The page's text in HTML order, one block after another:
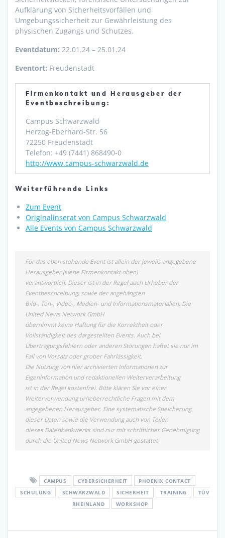
Aufklärung von Sicherheitsvorfällen und
Umgebungssicherheit zur Gewährleistung des
physischen Zugangs und Schutzes.
Eventdatum: 22.01.24 – 25.01.24
Eventort: Freudenstadt
Firmenkontakt und Herausgeber der
Eventbeschreibung:
Campus Schwarzwald
Herzog-Eberhard-Str. 56
72250 Freudenstadt
Telefon: +49 (7441) 868490-0
http://www.campus-schwarzwald.de
Weiterführende Links
Zum Event
Originalinserat von Campus Schwarzwald
Alle Events von Campus Schwarzwald
Für das oben stehende Event ist allein der jeweils angegebene
Herausgeber (siehe Firmenkontakt oben)
verantwortlich. Dieser ist in der Regel auch Urheber der
Eventbeschreibung, sowie der angehängten
Bild-, Ton-, Video-, Medien- und Informationsmaterialien. Die
United News Network GmbH
übernimmt keine Haftung für die Korrektheit oder
Vollständigkeit des dargestellten Events. Auch bei
Übertragungsfehlern oder anderen Störungen haftet sie nur im
Fall von Vorsatz oder grober Fahrlässigkeit.
Die Nutzung von hier archivierten Informationen zur
Eigeninformation und redaktionellen Weiterverarbeitung
ist in der Regel kostenfrei. Bitte klären Sie vor einer
Weiterverwendung urheberrechtliche Fragen mit dem
angegebenen Herausgeber. Eine systematische Speicherung
dieser Daten sowie die Verwendung auch von Teilen
dieses Datenbankwerks sind nur mit schriftlicher Genehmigung
durch die United News Network GmbH gestattet
CAMPUS CYBERSICHERHEIT
PHOENIX CONTACT
SCHULUNG
SCHWARZWALD SICHERHEIT TRAINING
TÜV
RHEINLAND
WORKSHOP